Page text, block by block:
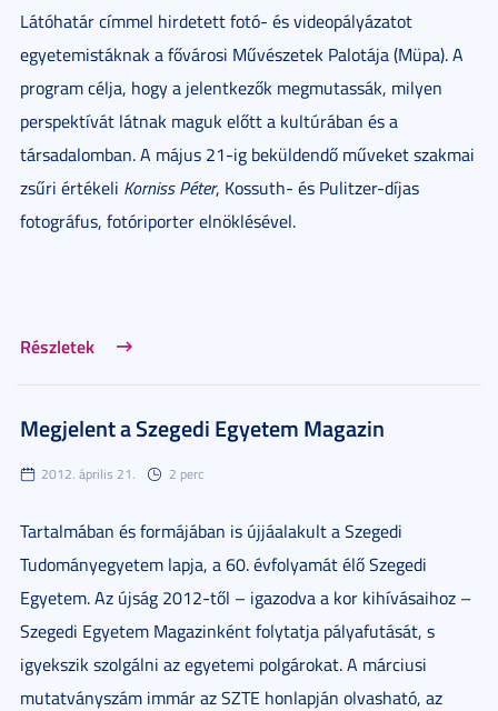
Látóhatár címmel hirdetett fotó- és videopályázatot
egyetemistáknak a fővárosi Művészetek Palotája (Müpa). A
program célja, hogy a jelentkezők megmutassák, milyen
perspektívát látnak maguk előtt a kultúrában és a
társadalomban. A május 21-ig beküldendő műveket szakmai
zsűri értékeli Korniss Péter, Kossuth- és Pulitzer-díjas
fotográfus, fotóriporter elnöklésével.
Részletek
Megjelent a Szegedi Egyetem Magazin
2012. április 21. 2 perc
Tartalmában és formájában is újjáalakult a Szegedi
Tudományegyetem lapja, a 60. évfolyamát élő Szegedi
Egyetem. Az újság 2012-től – igazodva a kor kihívásaihoz –
Szegedi Egyetem Magazinként folytatja pályafutását, s
igyekszik szolgálni az egyetemi polgárokat. A márciusi
mutatványszám immár az SZTE honlapján olvasható, az